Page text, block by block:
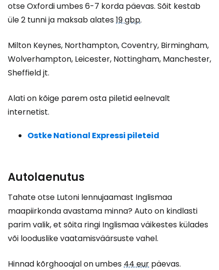
otse Oxfordi umbes 6-7 korda päevas. Sõit kestab
üle 2 tunni ja maksab alates19 gbp.
Milton Keynes, Northampton, Coventry, Birmingham,
Wolverhampton, Leicester, Nottingham, Manchester,
Sheffield jt.
Alati on kõige parem osta piletid eelnevalt
internetist.
Ostke National Expressi pileteid
Autolaenutus
Tahate otse Lutoni lennujaamast Inglismaa
maapiirkonda avastama minna? Auto on kindlasti
parim valik, et sõita ringi Inglismaa väikestes külades
või looduslike vaatamisväärsuste vahel.
Hinnad kõrghooajal on umbes44 eur päevas.